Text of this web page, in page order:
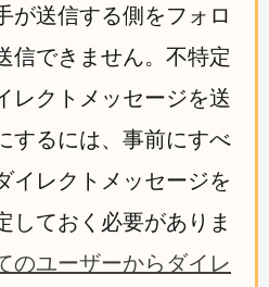
が送信する側をフォロ
信できません。不特定
レクトメッセージを送
するには、事前にすべ
イレクトメッセージを
しておく必要がありま
のユーザーからダイレ